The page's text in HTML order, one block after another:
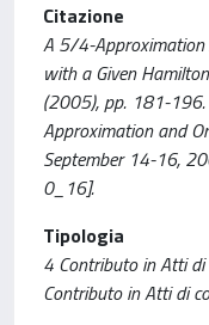
Citazione
A 5/4-Approximation
with a Given
(2005), pp. 181-
Approximation and
September 14-16,
0_16].
Tipologia
4 Contributo in Atti di
Contributo in Atti di